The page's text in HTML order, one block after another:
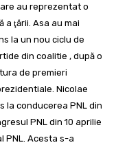
au reprezentat o
a ţării. Asa au mai
la un nou ciclu de
din coalitie , după o
de premieri
Nicolae
la conducerea PNL din
PNL din 10 aprilie
PNL. Acesta s-a